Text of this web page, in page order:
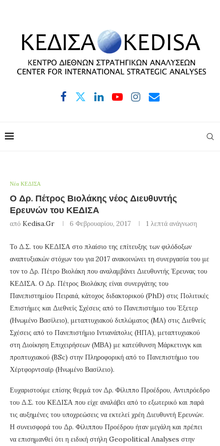
Νέα ΚΕΔΙΣΑ
Ο Δρ. Πέτρος Βιολάκης νέος Διευθυντής
Ερευνών του ΚΕΔΙΣΑ
από Kedisa.gr 6 Φεβρουαρίου, 2017 1 λεπτά ανάγνωση
Το Δ.Σ. του ΚΕΔΙΣΑ στο πλαίσιο της επίτευξης των φιλόδοξων
αναπτυξιακών στόχων του για 2017 ανακοινώνει τη συνεργασία του με
τον το Δρ. Πέτρο Βιολάκη που αναλαμβάνει Διευθυντής Έρευνας του
ΚΕΔΙΣΑ. Ο Δρ. Πέτρος Βιολάκης είναι συνεργάτης του
Πανεπιστημίου Πειραιά, κάτοχος διδακτορικού (PhD) στις Πολιτικές
Επιστήμες και Διεθνείς Σχέσεις από το Πανεπιστήμιο του Έξετερ
(Ηνωμένο Βασίλειο), μεταπτυχιακού διπλώματος (MA) στις Διεθνείς
Σχέσεις από το Πανεπιστήμιο Ιντιανάπολις (ΗΠΑ), μεταπτυχιακού
στη Διοίκηση Επιχειρήσεων (ΜΒΑ) με κατεύθυνση Μάρκετινγκ και
προπτυχιακού (BSc) στην Πληροφορική από το Πανεπιστήμιο του
Χέρτφορντσαϊρ (Ηνωμένο Βασίλειο).
Ευχαριστούμε επίσης θερμά τον Δρ. Φίλιππο Προέδρου, Αντιπρόεδρο
του Δ.Σ. του ΚΕΔΙΣΑ που είχε αναλάβει από το εξωτερικό και παρά
τις αυξημένες του υποχρεώσεις να εκτελεί χρέη Διευθυντή Ερευνών.
Η συνεισφορά του Δρ. Φίλιππου Προέδρου ήταν μεγάλη και πρέπει
να επισημανθεί ότι η ειδική στήλη Geopolitical Analyses στην